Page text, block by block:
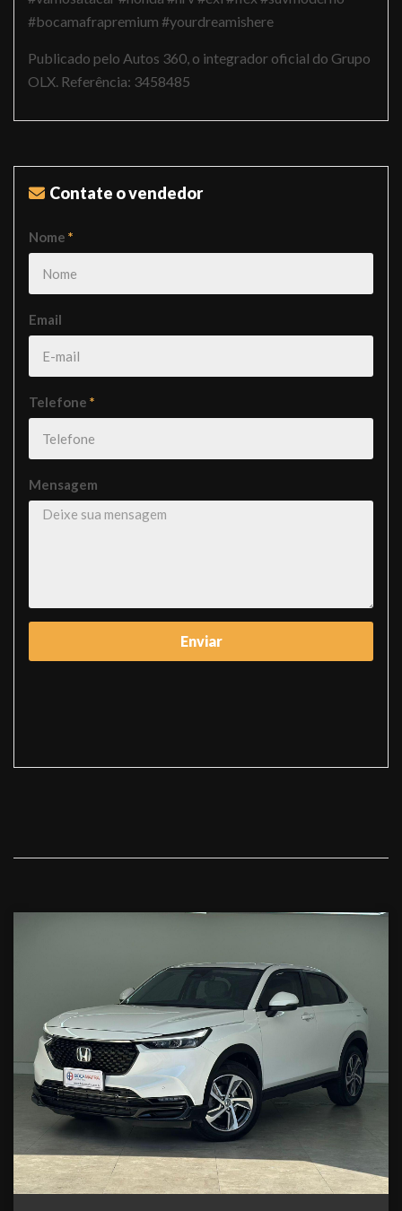
#bocamafrapremium #yourdreamishere
Publicado pelo Autos 360, o integrador oficial do Grupo
OLX. Referência: 3458485
Contate o vendedor
Nome *
Email
Telefone *
Mensagem